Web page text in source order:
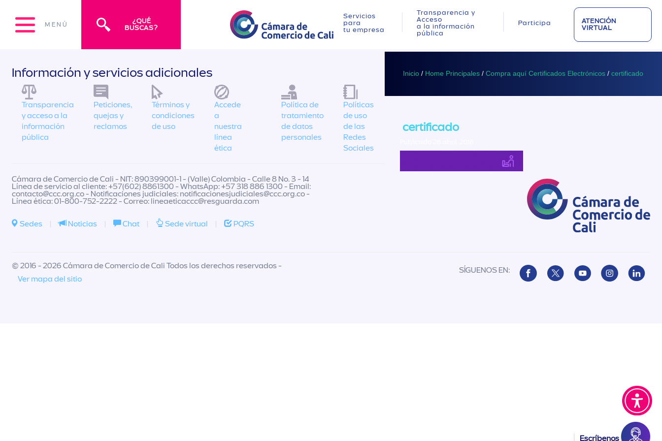
MENÚ
¿QUÉ
BUSCAS?
Servicios
para
tu empresa
Transparencia y
Acceso
a la información
pública
Participa
ATENCIÓN
VIRTUAL
Inicio / Home Principales / Compra aquí Certificados Electrónicos / certificado
certificado
Escríbenos
Información y servicios adicionales
Transparencia
y acceso a la
información
pública
Peticiones,
quejas y
reclamos
Términos y
condiciones
de uso
Accede
a
nuestra
línea
ética
Política de
tratamiento
de datos
personales
Políticas
de uso
de las
Redes
Sociales
Cámara de Comercio de Cali - NIT: 890399001-1 - (Valle) Colombia - Calle 8 No. 3 - 14
Línea de servicio al cliente: +57(602) 8861300 - WhatsApp: +57 318 886 1300 - Email:
contacto@ccc.org.co- Notificaciones judiciales: notificacionesjudiciales@ccc.org.co-
Línea ética: 01-800-752-2222 - Correo: lineaeticaccc@resguarda.com
Sedes | Noticias | Chat | Sede virtual | PQRS
© 2016 - 2026 Cámara de Comercio de Cali Todos los derechos reservados -
Ver mapa del sitio
SÍGUENOS EN: